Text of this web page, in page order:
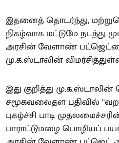
இதனைத் தொடர்ந்து,
நிகழ்வாக மட்டுமே நடந்து
அரசின் வேளாண்
மு.க.ஸ்டாலின்
இது குறித்து
சமூகவலைதள பதிவில்
புகழ்ச்சி பாடி
பாராட்டுமழை பொழியப்